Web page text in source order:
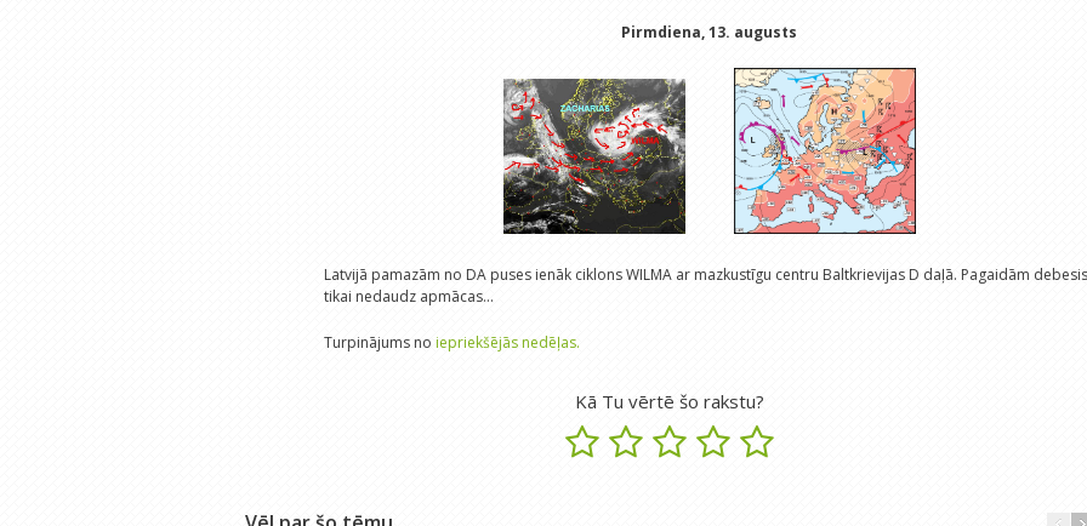
Pirmdiena, 13. augusts
Latvijā pamazām no DA puses ienāk ciklons WILMA ar mazkustīgu centru Baltkrievijas D daļā. Pagaidām debesis
tikai nedaudz apmācas...
Turpinājums no iepriekšējās nedēļas.
Kā Tu vērtē šo rakstu?